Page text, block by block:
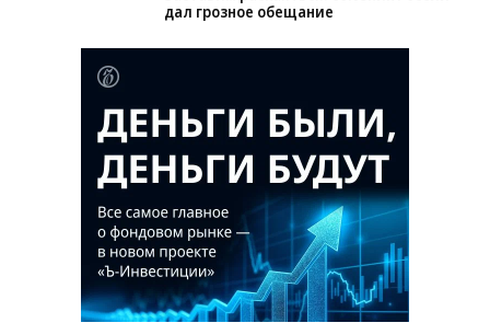
Заставим раскаяться: союзник России
дал грозное обещание